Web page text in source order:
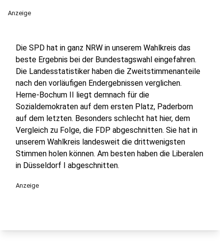
Anzeige
Die SPD hat in ganz NRW in unserem Wahlkreis das
beste Ergebnis bei der Bundestagswahl eingefahren.
Die Landesstatistiker haben die Zweitstimmenanteile
nach den vorläufigen Endergebnissen verglichen.
Herne-Bochum II liegt demnach für die
Sozialdemokraten auf dem ersten Platz, Paderborn
auf dem letzten. Besonders schlecht hat hier, dem
Vergleich zu Folge, die FDP abgeschnitten. Sie hat in
unserem Wahlkreis landesweit die drittwenigsten
Stimmen holen können. Am besten haben die Liberalen
in Düsseldorf I abgeschnitten.
Anzeige